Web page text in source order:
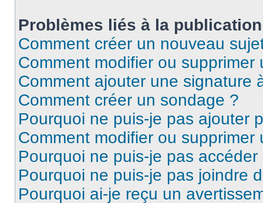
Problèmes liés à la
Comment créer un nouveau
Comment modifier ou supprimer
Comment ajouter une signature
Comment créer un sondage ?
Pourquoi ne puis-je pas ajouter
Comment modifier ou supprimer
Pourquoi ne puis-je pas
Pourquoi ne puis-je pas joindre
Pourquoi ai-je reçu un